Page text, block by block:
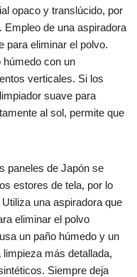
opaco y translúcido, por
Empleo de una aspiradora
para eliminar el polvo.
húmedo con un
verticales. Si los
suave para
al sol, permite que
paneles de Japón se
estores de tela, por lo
una aspiradora que
eliminar el polvo
un paño húmedo y un
más detallada,
Siempre deja